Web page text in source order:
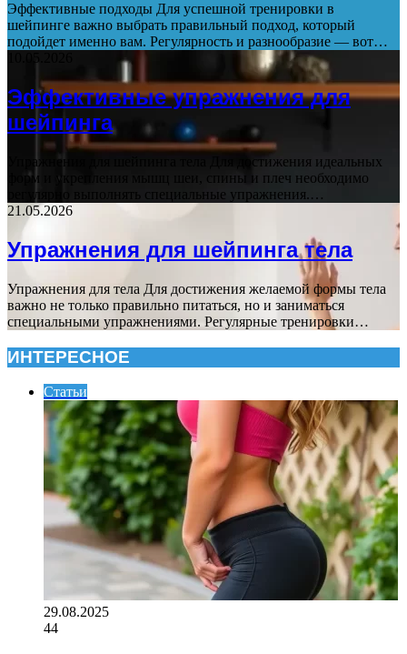
Эффективные подходы Для успешной тренировки в
шейпинге важно выбрать правильный подход, который
подойдет именно вам. Регулярность и разнообразие — вот…
10.05.2026
Эффективные упражнения для
шейпинга
Упражнения для шейпинга тела Для достижения идеальных
форм и укрепления мышц шеи, спины и плеч необходимо
регулярно выполнять специальные упражнения.…
21.05.2026
Упражнения для шейпинга тела
Упражнения для тела Для достижения желаемой формы тела
важно не только правильно питаться, но и заниматься
специальными упражнениями. Регулярные тренировки…
ИНТЕРЕСНОЕ
Статьи
29.08.2025
44